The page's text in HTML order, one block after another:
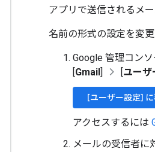
アプリで送信されるメ
名前の形式の設定を変
Google 管理コン
[Gmail] [ユーザ
[ユーザー設定]
アクセスするには
メールの受信者に